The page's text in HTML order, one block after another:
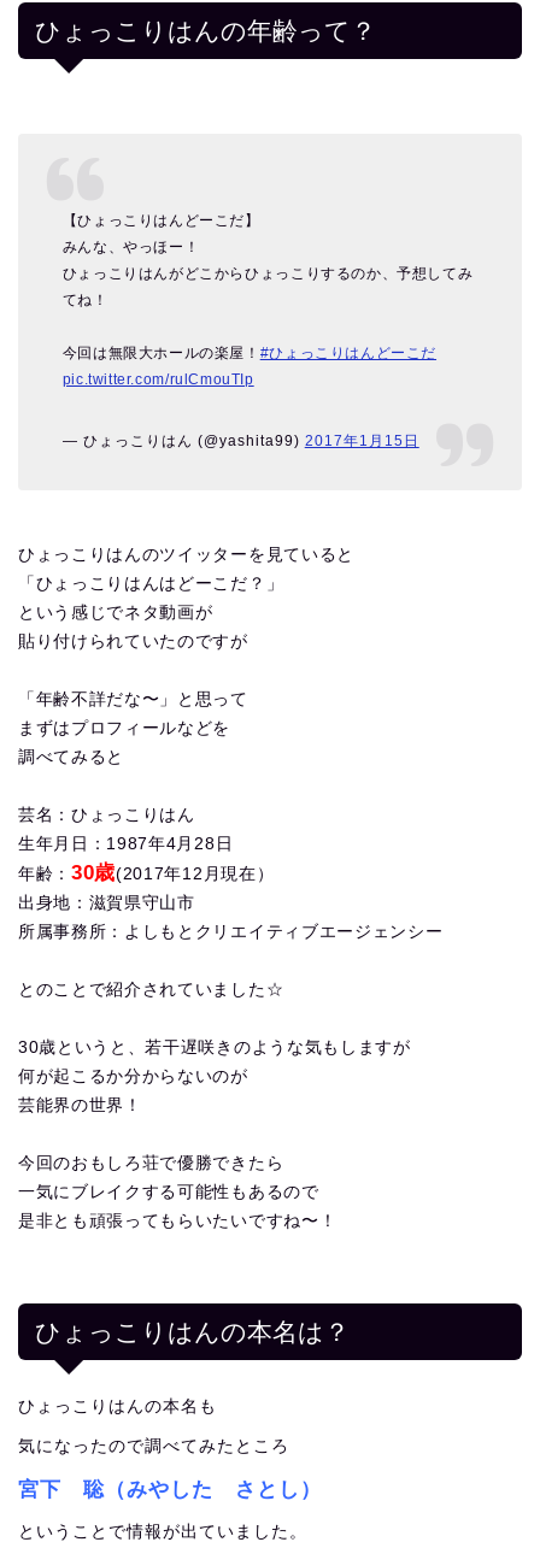
ひょっこりはんの年齢って？
【ひょっこりはんどーこだ】
みんな、やっほー！
ひょっこりはんがどこからひょっこりするのか、予想してみ
てね！
今回は無限大ホールの楽屋！ #ひょっこりはんどーこだ
pic.twitter.com/rulCmouTIp
— ひょっこりはん (@yashita99) 2017年1月15日
ひょっこりはんのツイッターを見ていると
「ひょっこりはんはどーこだ？」
という感じでネタ動画が
貼り付けられていたのですが
「年齢不詳だな〜」と思って
まずはプロフィールなどを
調べてみると
芸名：ひょっこりはん
生年月日：1987年4月28日
年齢：30歳(2017年12月現在）
出身地：滋賀県守山市
所属事務所：よしもとクリエイティブエージェンシー
とのことで紹介されていました☆
30歳というと、若干遅咲きのような気もしますが
何が起こるか分からないのが
芸能界の世界！
今回のおもしろ荘で優勝できたら
一気にブレイクする可能性もあるので
是非とも頑張ってもらいたいですね〜！
ひょっこりはんの本名は？
ひょっこりはんの本名も
気になったので調べてみたところ
宮下 聡（みやした さとし）
ということで情報が出ていました。